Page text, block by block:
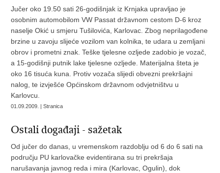
Jučer oko 19.50 sati 26-godišnjak iz Krnjaka upravljao je
osobnim automobilom VW Passat državnom cestom D-6 kroz
naselje Okić u smjeru Tušilovića, Karlovac. Zbog neprilagođene
brzine u zavoju slijeće vozilom van kolnika, te udara u zemljani
obrov i prometni znak. Teške tjelesne ozljede zadobio je vozač,
a 15-godišnji putnik lake tjelesne ozljede. Materijalna šteta je
oko 16 tisuća kuna. Protiv vozača slijedi obvezni prekršajni
nalog, te izvješće Općinskom državnom odvjetništvu u
Karlovcu.
01.09.2009. | Stranica
Ostali događaji - sažetak
Od jučer do danas, u vremenskom razdoblju od 6 do 6 sati na
području PU karlovačke evidentirana su tri prekršaja
narušavanja javnog reda i mira (Karlovac, Ogulin), dok